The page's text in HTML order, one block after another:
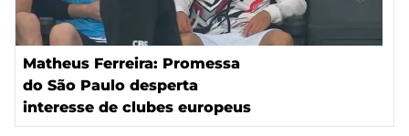
Matheus Ferreira: Promessa
do São Paulo desperta
interesse de clubes europeus